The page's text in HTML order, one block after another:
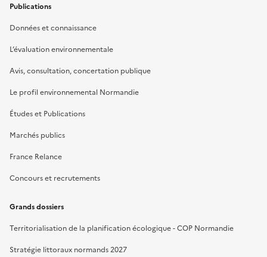
Publications
Données et connaissance
L’évaluation environnementale
Avis, consultation, concertation publique
Le profil environnemental Normandie
Études et Publications
Marchés publics
France Relance
Concours et recrutements
Grands dossiers
Territorialisation de la planification écologique - COP Normandie
Stratégie littoraux normands 2027